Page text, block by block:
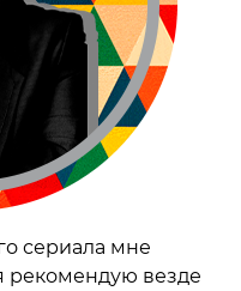
сериала мне
рекомендую везде